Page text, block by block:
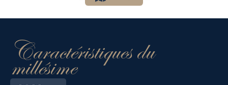
Caractéristiques du
millésime